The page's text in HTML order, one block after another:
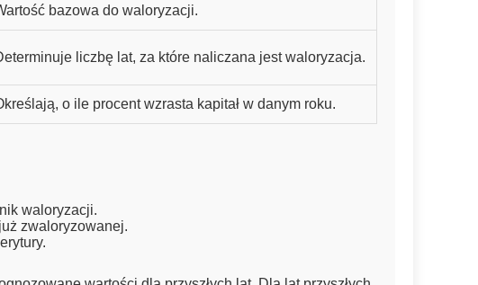
bazowa do waloryzacji.
liczbę lat, za które naliczana jest waloryzacja.
o ile procent wzrasta kapitał w danym roku.
waloryzacji.
zwaloryzowanej.